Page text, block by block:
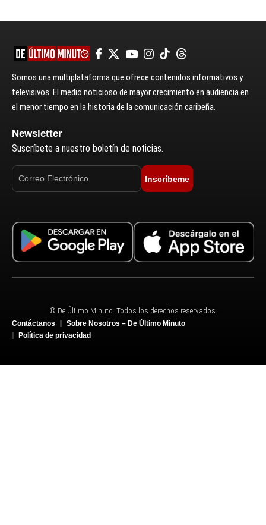
Somos una multiplataforma que ofrece contenidos informativos y
televisivos. El medio noticioso de mayor crecimiento en audiencia en
el menor tiempo en la historia de la comunicación caribeña.
Newsletter
Suscríbete a nuestro boletín de noticias.
Inscríbeme
© De Último Minuto. Todos los derechos reservados.
Contáctanos
Sobre Nosotros – De Último Minuto
Política de privacidad